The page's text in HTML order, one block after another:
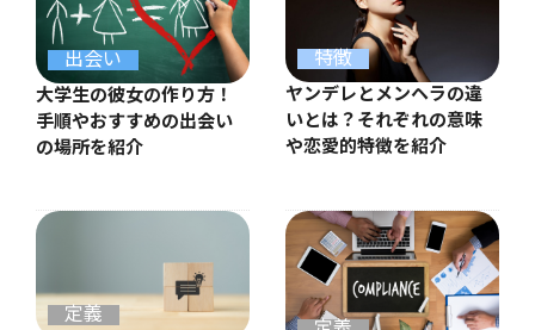
出会い
大学生の彼女の作り方！
手順やおすすめの出会い
の場所を紹介
特徴
ヤンデレとメンヘラの違
いとは？それぞれの意味
や恋愛的特徴を紹介
定義